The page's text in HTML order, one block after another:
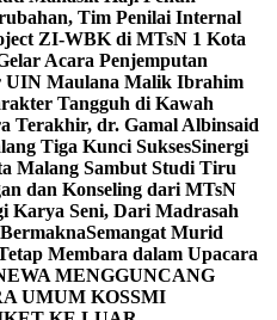
Tim Penilai Internal
ZI-WBK di MTsN 1 Kota
Acara Penjemputan
UIN Maulana Malik Ibrahim
Tangguh di Kawah
Terakhir, dr. Gamal Albinsaid
Tiga Kunci SuksesSinergi
Malang Sambut Studi Tiru
dan Konseling dari MTsN
Karya Seni, Dari Madrasah
Semangat Murid
Membara dalam Upacara
MENGGUNCANG
UMUM KOSSMI